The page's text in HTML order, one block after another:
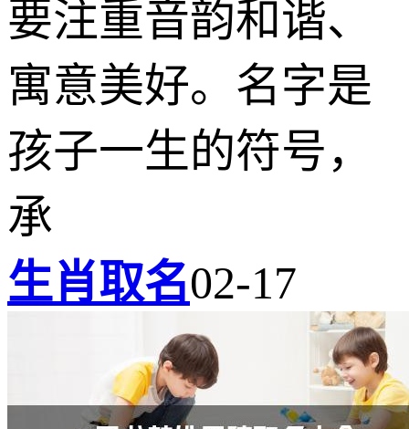
要注重音韵和谐、
寓意美好。名字是
孩子一生的符号，
承
生肖取名02-17